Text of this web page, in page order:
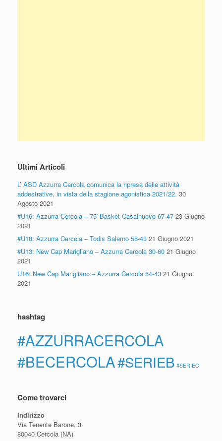
Ultimi Articoli
L’ ASD Azzurra Cercola comunica la ripresa delle attività
addestrative, in vista della stagione agonistica 2021/22. 30
Agosto 2021
#U16: Azzurra Cercola – 75′ Basket Casalnuovo 67-47 23 Giugno
2021
#U18: Azzurra Cercola – Todis Salerno 58-43 21 Giugno 2021
#U13: New Cap Marigliano – Azzurra Cercola 30-60 21 Giugno
2021
U16: New Cap Marigliano – Azzurra Cercola 54-43 21 Giugno
2021
hashtag
#AZZURRACERCOLA
#BECERCOLA#SERIEB #SERIEC
Come trovarci
Indirizzo
Via Tenente Barone, 3
80040 Cercola (NA)